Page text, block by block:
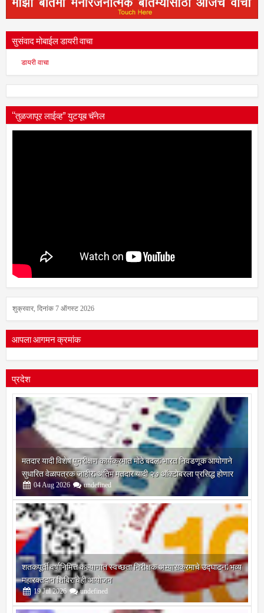
सुसंवाद मोबाईल डायरी वाचा
डायरी वाचा
“तुळजापूर लाईव्ह” युटयूब चॅनेल
शुक्रवार, दिनांक 7 ऑगस्ट 2026
आपला आगमन क्रमांक
प्रदेश
मतदार यादी विशेष पुनरीक्षण कार्यक्रमात मोठे बदल; भारत निवडणूक आयोगाने
सुधारित वेळापत्रक जाहीर; अंतिम मतदार यादी २७ ऑक्टोबरला प्रसिद्ध होणार
04Aug 2026 undefined
शतकपूर्ती वर्षानिमित्त कल्याणात स्वच्छता निरीक्षक अभ्यासक्रमाचे उद्घाटन; भव्य
महारक्तदान शिबिराचेही आयोजन
19 Jul 2026 undefined